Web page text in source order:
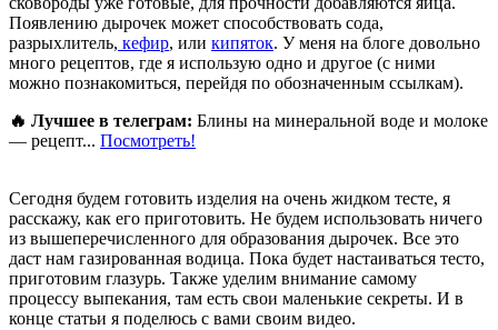
Появлению дырочек может способствовать сода,
разрыхлитель, кефир, или кипяток. У меня на блоге довольно
много рецептов, где я использую одно и другое (с ними
можно познакомиться, перейдя по обозначенным ссылкам).
🔥 Лучшее в телеграм: Блины на минеральной воде и молоке
— рецепт... Посмотреть!
Сегодня будем готовить изделия на очень жидком тесте, я
расскажу, как его приготовить. Не будем использовать ничего
из вышеперечисленного для образования дырочек. Все это
даст нам газированная водица. Пока будет настаиваться тесто,
приготовим глазурь. Также уделим внимание самому
процессу выпекания, там есть свои маленькие секреты. И в
конце статьи я поделюсь с вами своим видео.